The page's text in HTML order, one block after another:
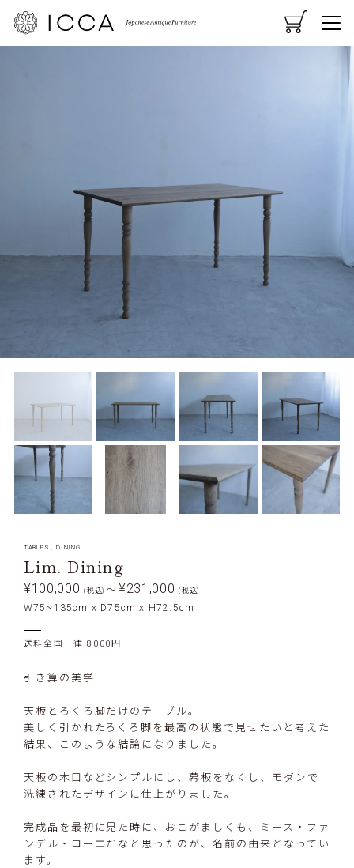
CART MENU
TABLES ,DINING
Lim. Dining
¥100,000 (税込) 〜 ¥231,000 (税込)
W75~135cm x D75cm x H72.5cm
送料全国一律 8000円
引き算の美学
天板とろくろ脚だけのテーブル。
美しく引かれたろくろ脚を最高の状態で見せたいと考えた
結果、このような結論になりました。
天板の木口などシンプルにし、幕板をなくし、モダンで
洗練されたデザインに仕上がりました。
完成品を最初に見た時に、おこがましくも、ミース・ファ
ンデル・ローエだなと思ったのが、名前の由来となってい
ます。